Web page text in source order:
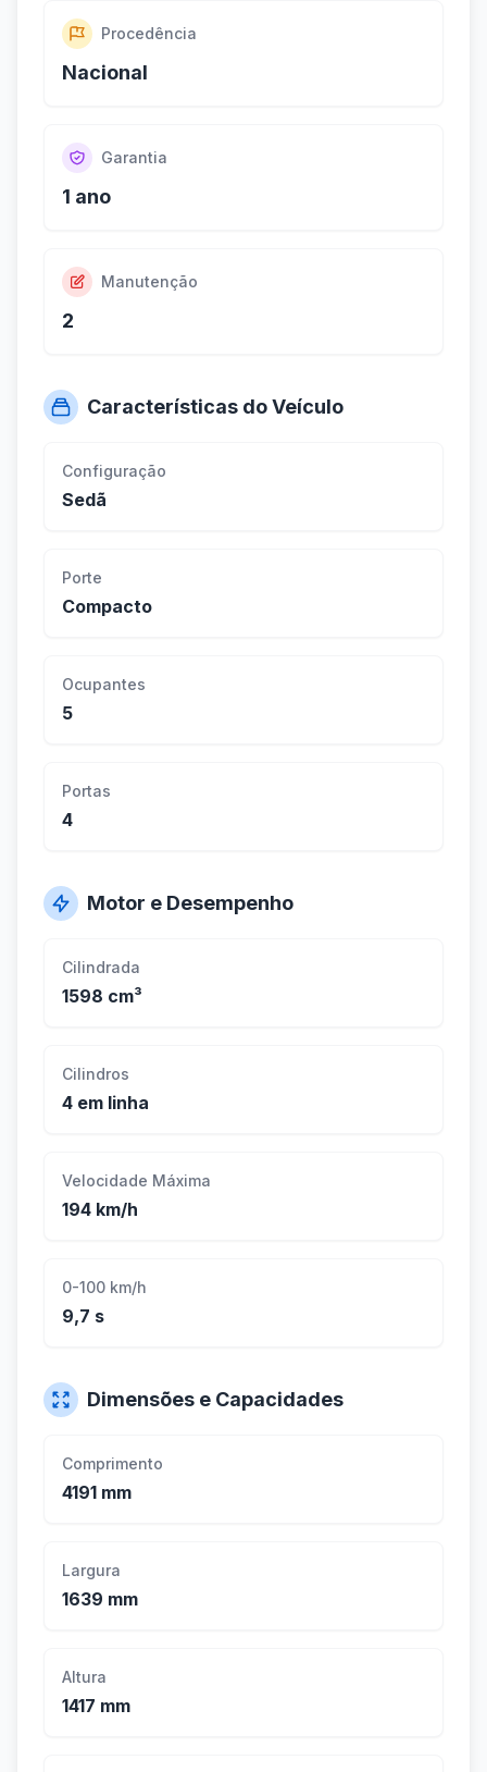
Procedência
Nacional
Garantia
1 ano
Manutenção
2
Características do Veículo
Configuração
Sedã
Porte
Compacto
Ocupantes
5
Portas
4
Motor e Desempenho
Cilindrada
1598 cm³
Cilindros
4 em linha
Velocidade Máxima
194 km/h
0-100 km/h
9,7 s
Dimensões e Capacidades
Comprimento
4191 mm
Largura
1639 mm
Altura
1417 mm